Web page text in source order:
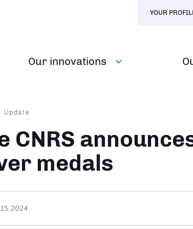
Our innovations
YOUR
Update
CNRS
medals
2024